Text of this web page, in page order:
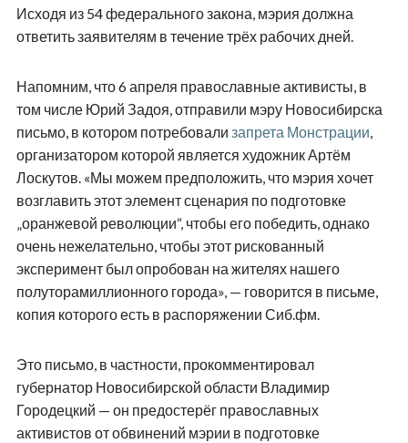
Исходя из 54 федерального закона, мэрия должна
ответить заявителям в течение трёх рабочих дней.
Напомним, что 6 апреля православные активисты, в
том числе Юрий Задоя, отправили мэру Новосибирска
письмо, в котором потребовали запрета Монстрации,
организатором которой является художник Артём
Лоскутов. «Мы можем предположить, что мэрия хочет
возглавить этот элемент сценария по подготовке
„оранжевой революции“, чтобы его победить, однако
очень нежелательно, чтобы этот рискованный
эксперимент был опробован на жителях нашего
полуторамиллионного города», — говорится в письме,
копия которого есть в распоряжении Сиб.фм.
Это письмо, в частности, прокомментировал
губернатор Новосибирской области Владимир
Городецкий — он предостерёг православных
активистов от обвинений мэрии в подготовке